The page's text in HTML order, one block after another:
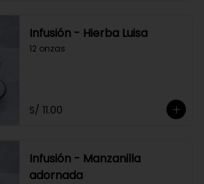
Infusión - Hierba Luisa
12 onzas
S/ 11.00
Infusión - Manzanilla
adornada